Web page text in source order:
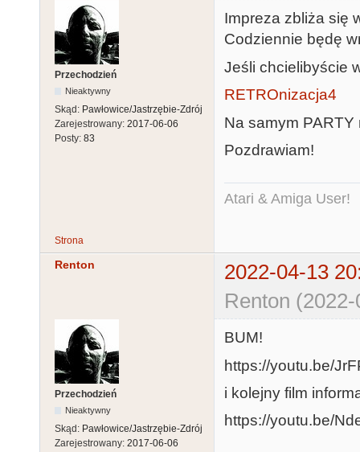
Przechodzień
Nieaktywny
Skąd: Pawłowice/Jastrzębie-Zdrój
Zarejestrowany: 2017-06-06
Posty: 83
Impreza zbliża się
Codziennie będę
Jeśli chcielibyście
RETROnizacja4
Na samym
Pozdrawiam!
Atari & Amiga User!
Strona
Renton
2022-04-13
Renton
Przechodzień
Nieaktywny
Skąd: Pawłowice/Jastrzębie-Zdrój
Zarejestrowany: 2017-06-06
BUM!
https://youtu.be/
i kolejny film
https://youtu.be/